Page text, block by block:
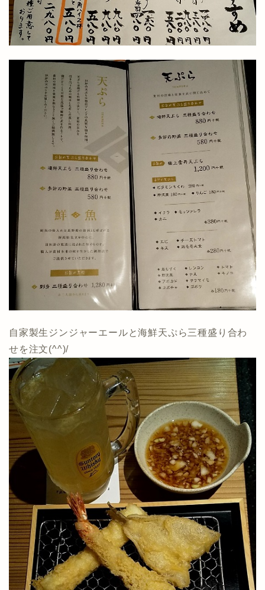
自家製生ジンジャーエールと海鮮天ぷら三種盛り合わ
せを注文(^^)/